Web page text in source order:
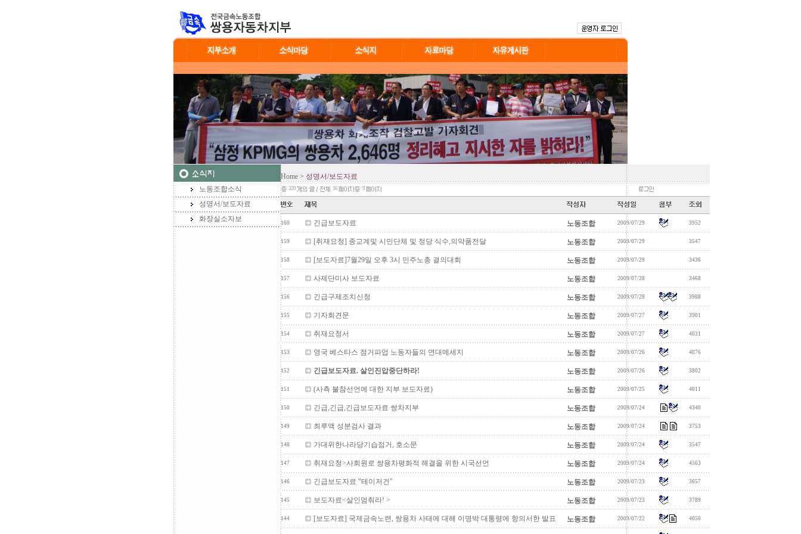
노동조합소식
성명서/보도자료
화장실소자보
Home > 성명서/보도자료
320 16 9
160 긴급보도자료 노동조합 2009/07/29 3952
159 [취재요청] 종교계및 시민단체 및 정당 식수,의약품전달 노동조합 2009/07/29 3547
158 [보도자료]7월29일 오후 3시 민주노총 결의대회 노동조합 2009/07/29 3436
157 사제단미사 보도자료 노동조합 2009/07/28 3468
156 긴급구제조치신청 노동조합 2009/07/28 3988
155 기자회견문 노동조합 2009/07/27 3901
154 취재요청서 노동조합 2009/07/27 4031
153 영국 베스타스 점거파업 노동자들의 연대메세지 노동조합 2009/07/26 4076
152 긴급보도자료. 살인진압중단하라! 노동조합 2009/07/26 3802
151 (사측 불참선언에 대한 지부 보도자료) 노동조합 2009/07/25 4011
150 긴급,긴급,긴급보도자료 쌍차지부 노동조합 2009/07/24 4340
149 최루액 성분검사 결과 노동조합 2009/07/24 3753
148 가대위한나라당기습점거, 호소문 노동조합 2009/07/24 3547
147 취재요청>사회원로 쌍용차평화적 해결을 위한 시국선언 노동조합 2009/07/24 4563
146 긴급보도자료 "테이저건" 노동조합 2009/07/23 3657
145 보도자료<살인멈춰라! > 노동조합 2009/07/23 3789
144 [보도자료] 국제금속노련, 쌍용차 사태에 대해 이명박 대통령에 항의서한 발표 노동조합 2009/07/22 4050